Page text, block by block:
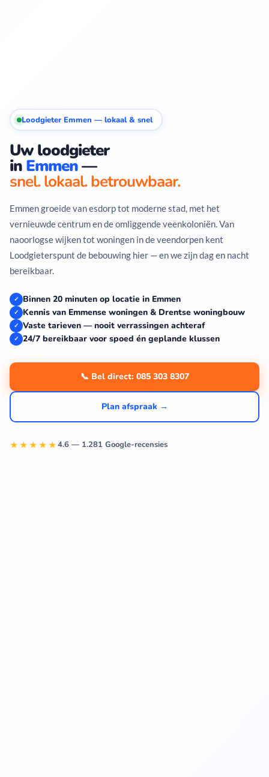
Loodgieter Emmen — lokaal & snel
Uw loodgieter
in Emmen—
snel. lokaal. betrouwbaar.
Emmen groeide van esdorp tot moderne stad, met het
vernieuwde centrum en de omliggende veenkoloniën. Van
naoorlogse wijken tot woningen in de veendorpen kent
Loodgieterspunt de bebouwing hier — en we zijn dag en nacht
bereikbaar.
✓ Binnen 20 minuten op locatie in Emmen
✓ Kennis van Emmense woningen & Drentse woningbouw
✓ Vaste tarieven — nooit verrassingen achteraf
✓ 24/7 bereikbaar voor spoed én geplande klussen
📞 Bel direct: 085 303 8307
Plan afspraak →
★★★★★4.6 — 1.281 Google-recensies